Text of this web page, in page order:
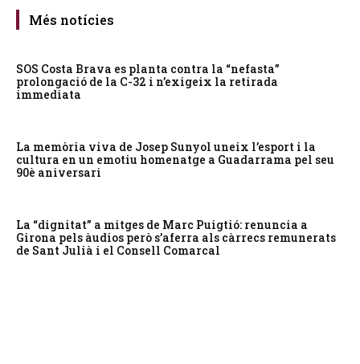
Més notícies
SOS Costa Brava es planta contra la “nefasta”
prolongació de la C-32 i n’exigeix la retirada
immediata
La memòria viva de Josep Sunyol uneix l’esport i la
cultura en un emotiu homenatge a Guadarrama pel seu
90è aniversari
La “dignitat” a mitges de Marc Puigtió: renuncia a
Girona pels àudios però s’aferra als càrrecs remunerats
de Sant Julià i el Consell Comarcal